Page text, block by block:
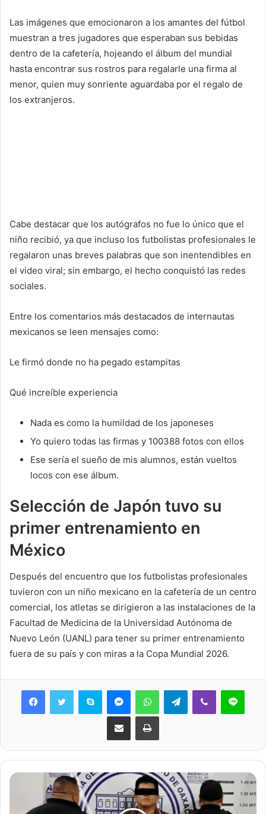
Las imágenes que emocionaron a los amantes del fútbol
muestran a tres jugadores que esperaban sus bebidas
dentro de la cafetería, hojeando el álbum del mundial
hasta encontrar sus rostros para regalarle una firma al
menor, quien muy sonriente aguardaba por el regalo de
los extranjeros.
Cabe destacar que los autógrafos no fue lo único que el
niño recibió, ya que incluso los futbolistas profesionales le
regalaron unas breves palabras que son inentendibles en
el video viral; sin embargo, el hecho conquistó las redes
sociales.
Entre los comentarios más destacados de internautas
mexicanos se leen mensajes como:
Le firmó donde no ha pegado estampitas
Qué increíble experiencia
Nada es como la humildad de los japoneses
Yo quiero todas las firmas y 100388 fotos con ellos
Ese sería el sueño de mis alumnos, están vueltos
locos con ese álbum.
Selección de Japón tuvo su
primer entrenamiento en
México
Después del encuentro que los futbolistas profesionales
tuvieron con un niño mexicano en la cafetería de un centro
comercial, los atletas se dirigieron a las instalaciones de la
Facultad de Medicina de la Universidad Autónoma de
Nuevo León (UANL) para tener su primer entrenamiento
fuera de su país y con miras a la Copa Mundial 2026.
Skype MessengerWhatsAppTelegramViber Line
Share via Email Print